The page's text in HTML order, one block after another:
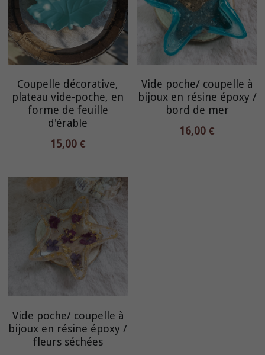
Coupelle décorative,
plateau vide-poche, en
forme de feuille
d'érable
15,00 €
Vide poche/ coupelle à
bijoux en résine époxy /
bord de mer
16,00 €
Vide poche/ coupelle à
bijoux en résine époxy /
fleurs séchées